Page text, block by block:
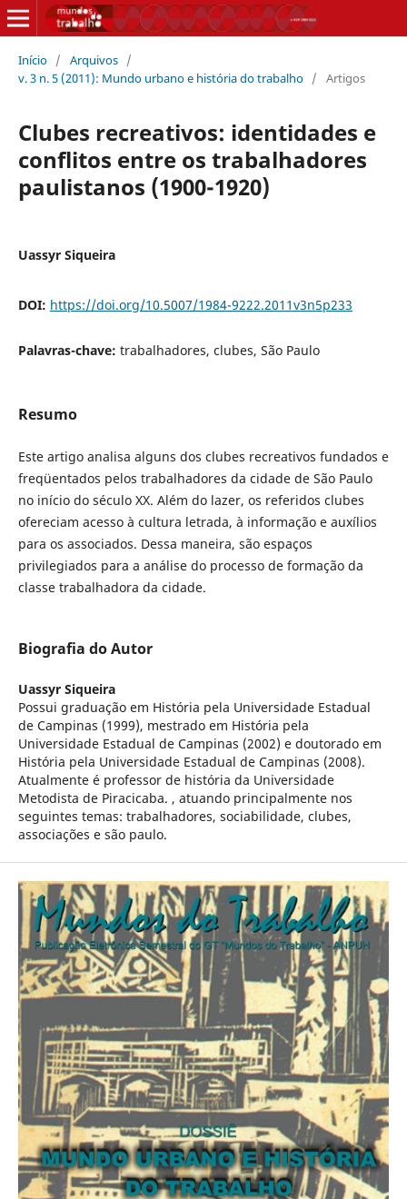
Início / Arquivos /
v. 3 n. 5 (2011): Mundo urbano e história do trabalho / Artigos
Clubes recreativos: identidades e
conflitos entre os trabalhadores
paulistanos (1900-1920)
Uassyr Siqueira
DOI: https://doi.org/10.5007/1984-9222.2011v3n5p233
Palavras-chave: trabalhadores, clubes, São Paulo
Resumo
Este artigo analisa alguns dos clubes recreativos fundados e
freqüentados pelos trabalhadores da cidade de São Paulo
no início do século XX. Além do lazer, os referidos clubes
ofereciam acesso à cultura letrada, à informação e auxílios
para os associados. Dessa maneira, são espaços
privilegiados para a análise do processo de formação da
classe trabalhadora da cidade.
Biografia do Autor
Uassyr Siqueira
Possui graduação em História pela Universidade Estadual
de Campinas (1999), mestrado em História pela
Universidade Estadual de Campinas (2002) e doutorado em
História pela Universidade Estadual de Campinas (2008).
Atualmente é professor de história da Universidade
Metodista de Piracicaba. , atuando principalmente nos
seguintes temas: trabalhadores, sociabilidade, clubes,
associações e são paulo.